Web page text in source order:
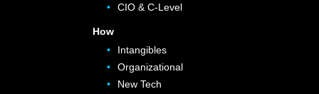
CIO & C-Level
How
Intangibles
Organizational
New Tech